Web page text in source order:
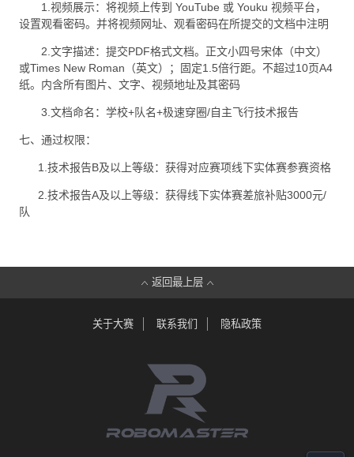
1.视频展示：将视频上传到 YouTube 或 Youku 视频平台，
设置观看密码。并将视频网址、观看密码在所提交的文档中注明
2.文字描述：提交PDF格式文档。正文小四号宋体（中文）
或Times New Roman（英文）；固定1.5倍行距。不超过10页A4
纸。内含所有图片、文字、视频地址及其密码
3.文档命名：学校+队名+极速穿圈/自主飞行技术报告
七、通过权限：
1.技术报告B及以上等级：获得对应赛项线下实体赛参赛资格
2.技术报告A及以上等级：获得线下实体赛差旅补贴3000元/
队
返回最上层
关于大赛 联系我们 隐私政策